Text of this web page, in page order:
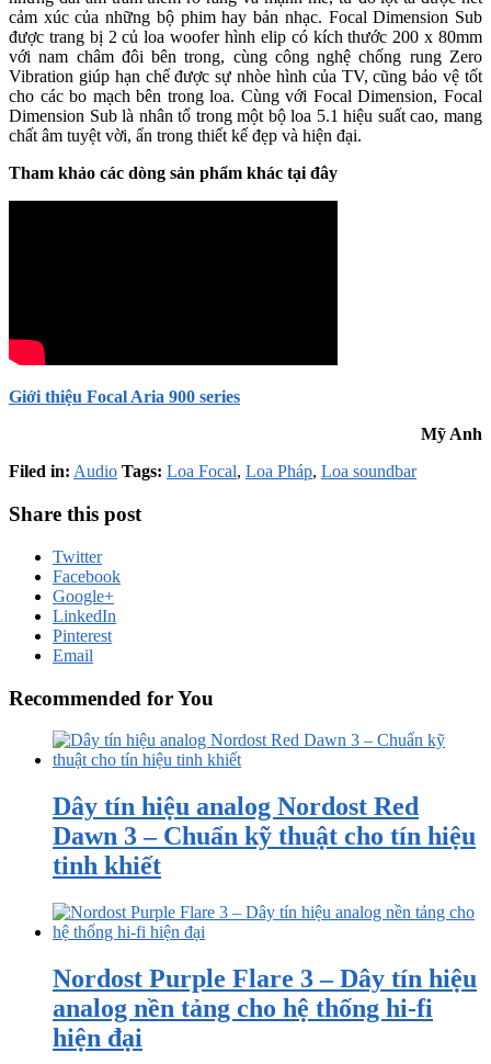
cảm xúc của những bộ phim hay bản nhạc. Focal Dimension Sub
được trang bị 2 củ loa woofer hình elip có kích thước 200 x 80mm
với nam châm đôi bên trong, cùng công nghệ chống rung Zero
Vibration giúp hạn chế được sự nhòe hình của TV, cũng bảo vệ tốt
cho các bo mạch bên trong loa. Cùng với Focal Dimension, Focal
Dimension Sub là nhân tố trong một bộ loa 5.1 hiệu suất cao, mang
chất âm tuyệt vời, ẩn trong thiết kế đẹp và hiện đại.
Tham khảo các dòng sản phẩm khác tại đây
Giới thiệu Focal Aria 900 series
Mỹ Anh
Filed in: Audio Tags: Loa Focal, Loa Pháp, Loa soundbar
Share this post
Twitter
Facebook
Google+
LinkedIn
Pinterest
Email
Recommended for You
Dây tín hiệu analog Nordost Red
Dawn 3 – Chuẩn kỹ thuật cho tín hiệu
tinh khiết
Nordost Purple Flare 3 – Dây tín hiệu
analog nền tảng cho hệ thống hi-fi
hiện đại